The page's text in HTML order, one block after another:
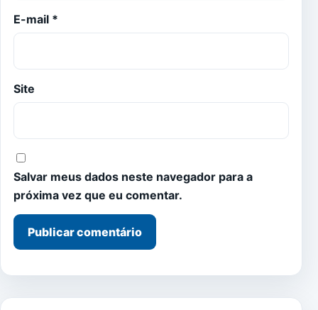
E-mail *
Site
Salvar meus dados neste navegador para a
próxima vez que eu comentar.